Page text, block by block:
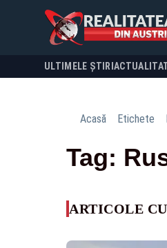
ULTIMELE ȘTIRI
Acasă Etichete
Tag:
ARTICOLE